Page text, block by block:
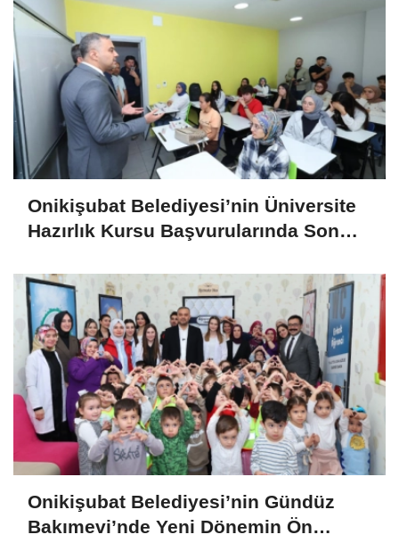
Onikişubat Belediyesi’nin Üniversite
Hazırlık Kursu Başvurularında Son
Onikişubat Belediyesi’nin Gündüz
Bakımevi’nde Yeni Dönemin Ön